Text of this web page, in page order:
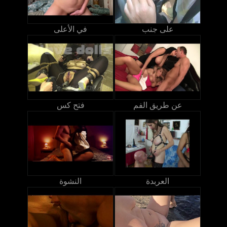
في الأعلى على جنب
فتح كس عن طريق الفم
النشوة العربدة